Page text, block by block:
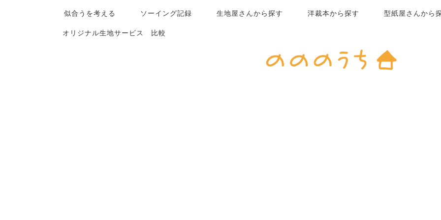
似合うを考える ソーイング記録 生地屋さんから探す 洋裁本から探す 型紙屋さんから
オリジナル生地サービス 比較